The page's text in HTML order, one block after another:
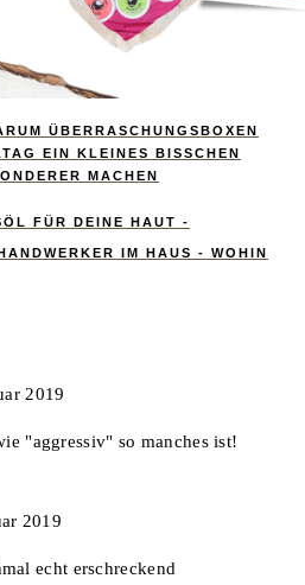
ÜBERRASCHUNGSBOXEN
EIN KLEINES BISSCHEN
MACHEN
FÜR DEINE HAUT -
IM HAUS - WOHIN
2019
"aggressiv" so manches ist!
2019
echt erschreckend